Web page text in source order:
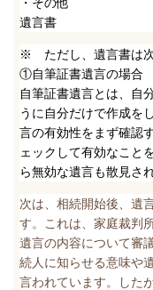
遺言書
※ ただし、遺言書は次
①自筆証書遺言の場合
自筆証書遺言とは、自
うに自分だけで作成を
言の有効性をまず確認
ェックして有効なこと
ら無効な遺言も散見さ
次は、相続開始後、遺
す。これは、家庭裁判
遺言の内容について審
続人に知らせる意味や
言われています。した